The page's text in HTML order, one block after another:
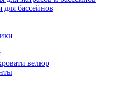
бассейнов
велюр